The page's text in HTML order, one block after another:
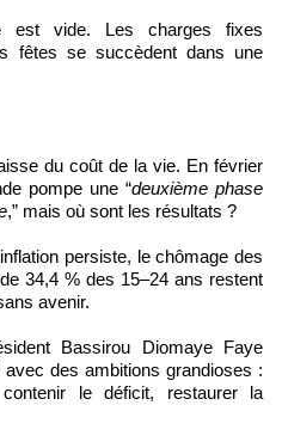
est vide. Les charges fixes
fêtes se succèdent dans une
du coût de la vie. En février
pompe une “deuxième phase
,” mais où sont les résultats ?
persiste, le chômage des
34,4 % des 15–24 ans restent
avenir.
Bassirou Diomaye Faye
avec des ambitions grandioses :
le déficit, restaurer la